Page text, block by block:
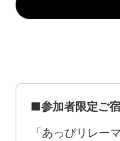
■参加者限定ご
「あっぴリレー